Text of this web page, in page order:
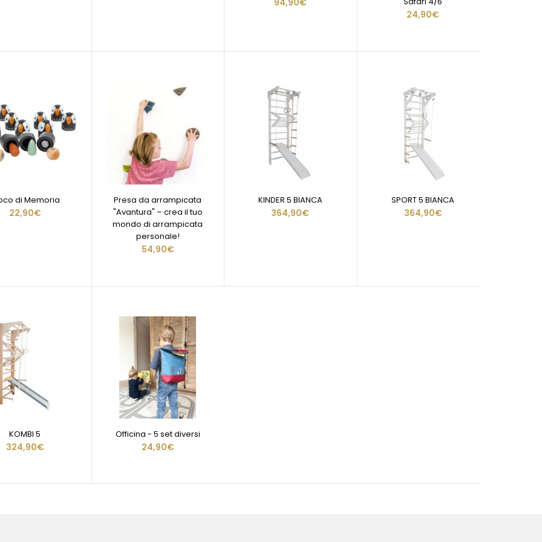
94,90€
24,90€
di Memoria
22,90€
Presa da arrampicata
"Avantura" – crea il tuo
mondo di arrampicata
personale!
54,90€
KINDER 5 BIANCA
364,90€
SPORT 5 BIANCA
364,90€
KOMBI 5
324,90€
Officina - 5 set diversi
24,90€